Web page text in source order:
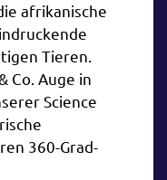
afrikanische
Tieren.
Co. Auge in
Science
360-Grad-